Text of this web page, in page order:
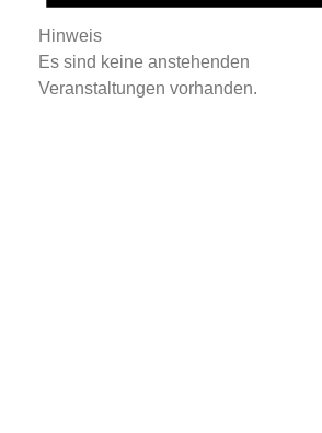
Hinweis
Es sind keine anstehenden
Veranstaltungen vorhanden.